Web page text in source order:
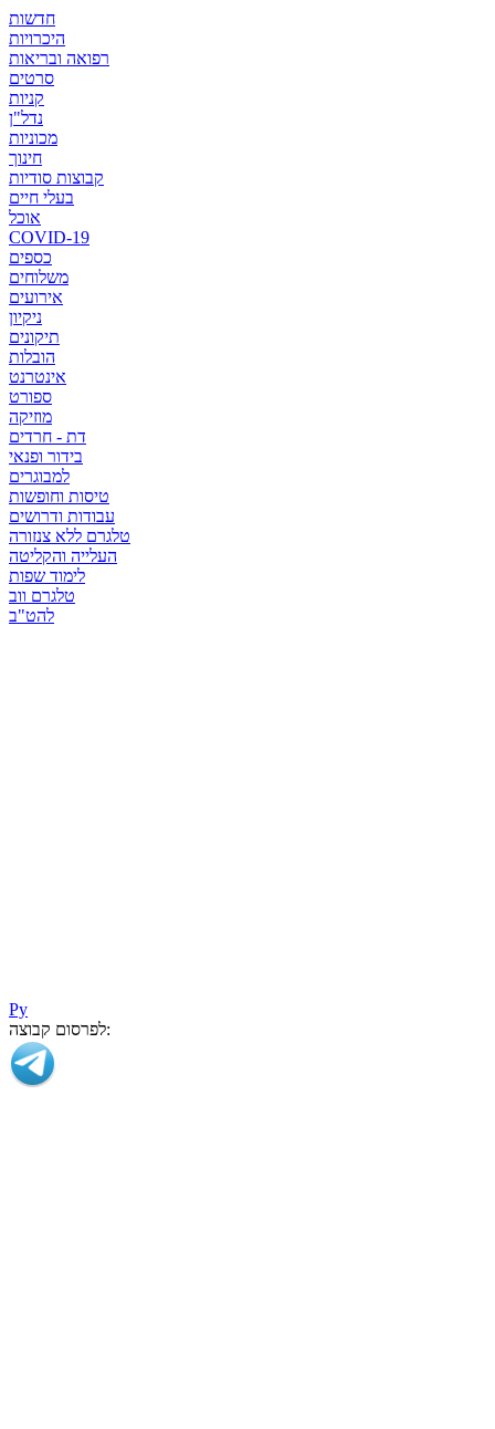
חדשות
היכרויות
רפואה ובריאות
סרטים
קניות
נדל"ן
מכוניות
חינוך
קבוצות סודיות
בעלי חיים
אוכל
COVID-19
כספים
משלוחים
אירועים
ניקיון
תיקונים
הובלות
אינטרנט
ספורט
מוזיקה
דת - חרדים
בידור ופנאי
למבוגרים
טיסות וחופשות
עבודות ודרושים
טלגרם ללא צנזורה
העלייה והקליטה
לימוד שפות
טלגרם ווב
להט"ב
Ру
לפרסום קבוצה: